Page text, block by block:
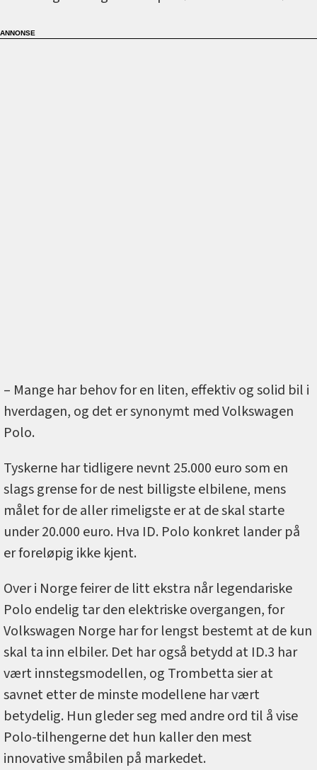
– Mange har behov for en liten, effektiv og solid bil i
hverdagen, og det er synonymt med Volkswagen
Polo.
Tyskerne har tidligere nevnt 25.000 euro som en
slags grense for de nest billigste elbilene, mens
målet for de aller rimeligste er at de skal starte
under 20.000 euro. Hva ID. Polo konkret lander på
er foreløpig ikke kjent.
Over i Norge feirer de litt ekstra når legendariske
Polo endelig tar den elektriske overgangen, for
Volkswagen Norge har for lengst bestemt at de kun
skal ta inn elbiler. Det har også betydd at ID.3 har
vært innstegsmodellen, og Trombetta sier at
savnet etter de minste modellene har vært
betydelig. Hun gleder seg med andre ord til å vise
Polo-tilhengerne det hun kaller den mest
innovative småbilen på markedet.